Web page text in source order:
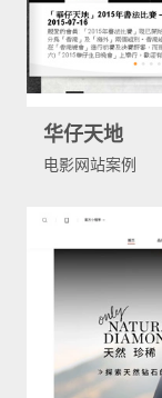
华仔天地
电影网站案例